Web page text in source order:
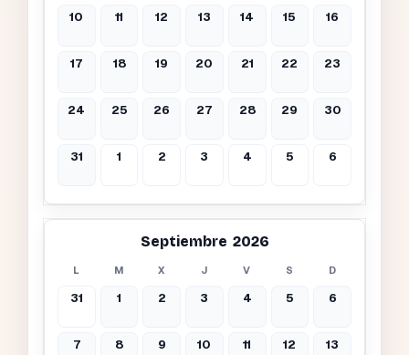
10 11 12 13 14 15 16
17 18 19 20 21 22 23
24 25 26 27 28 29 30
31 1 2 3 4 5 6
Septiembre 2026
L M X J V S D
31 1 2 3 4 5 6
7 8 9 10 11 12 13